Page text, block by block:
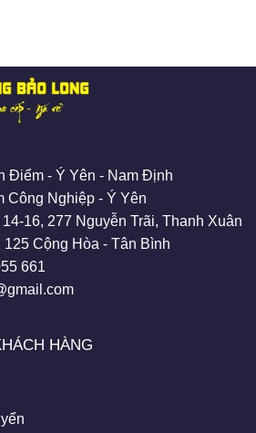
Điểm - Ý Yên - Nam Định
Công Nghiệp - Ý Yên
16, 277 Nguyễn Trãi, Thanh Xuân
Cộng Hòa - Tân Bình
661
HÀNG